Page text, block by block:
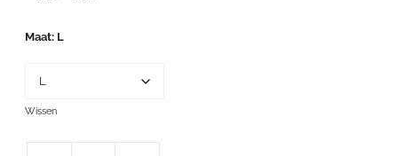
89,95.
Maat L
Wissen